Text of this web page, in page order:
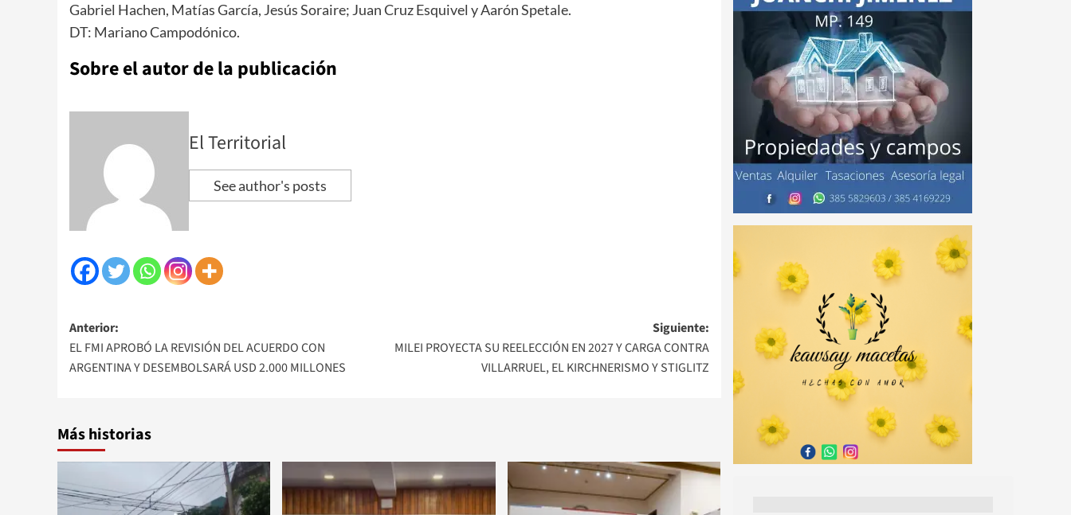
Gabriel Hachen, Matías García, Jesús Soraire; Juan Cruz Esquivel y Aarón Spetale.
DT: Mariano Campodónico.
Sobre el autor de la publicación
El Territorial
See author's posts
Navegación
de
entradas
Anterior:
EL FMI APROBÓ LA REVISIÓN DEL ACUERDO CON
ARGENTINA Y DESEMBOLSARÁ USD 2.000 MILLONES
Siguiente:
MILEI PROYECTA SU REELECCIÓN EN 2027 Y CARGA CONTRA
VILLARRUEL, EL KIRCHNERISMO Y STIGLITZ
Más historias